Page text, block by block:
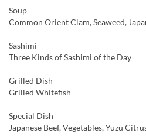
Soup
Common Orient Clam, Seaweed,
Sashimi
Three Kinds of Sashimi of the Day
Grilled Dish
Grilled Whitefish
Special Dish
Japanese Beef, Vegetables, Yuzu